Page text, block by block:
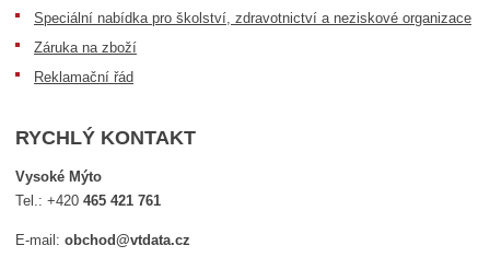
Speciální nabídka pro školství, zdravotnictví a neziskové organizace
Záruka na zboží
Reklamační řád
RYCHLÝ KONTAKT
Vysoké Mýto
Tel.:+420465 421 761
E-mail:obchod@vtdata.cz